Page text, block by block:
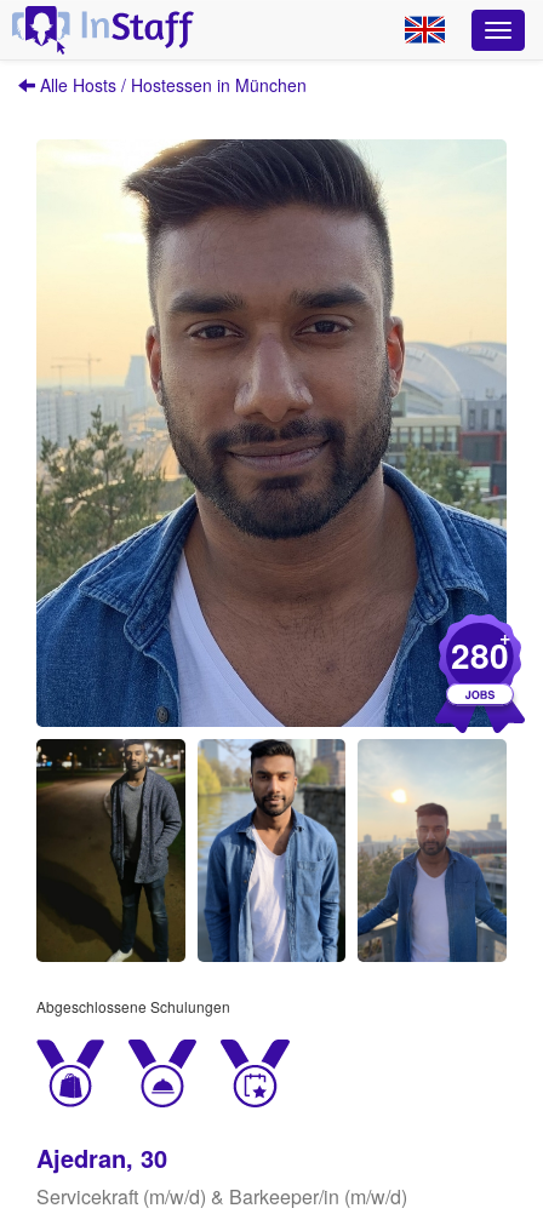
Alle Hosts / Hostessen in München
280
+
Abgeschlossene Schulungen
Ajedran, 30
Servicekraft (m/w/d) & Barkeeper/in (m/w/d)